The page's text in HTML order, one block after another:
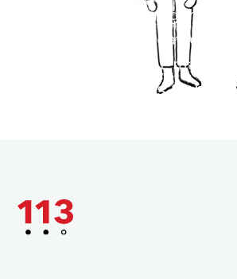
afdwaalt naar vragen die
stellen. Ik voel dat je niet
bent, maar b
Lees verder